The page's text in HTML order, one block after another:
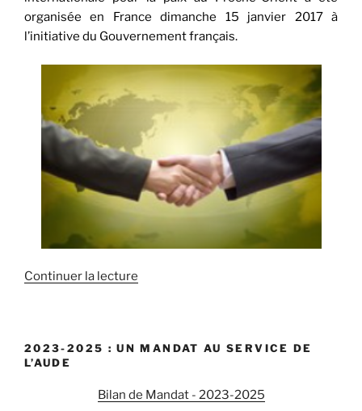
organisée en France dimanche 15 janvier 2017 à
l’initiative du Gouvernement français.
Continuer la lecture
française
la
2023-2025 : UN MANDAT AU SERVICE DE
L’AUDE
Bilan de Mandat - 2023-2025